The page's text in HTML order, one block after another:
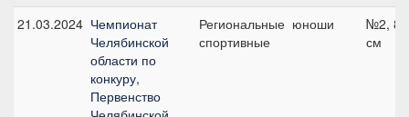
21.03.2024 Чемпионат
Челябинской
области по
конкуру,
Первенство
Региональные
спортивные
юноши
№2, 80
см